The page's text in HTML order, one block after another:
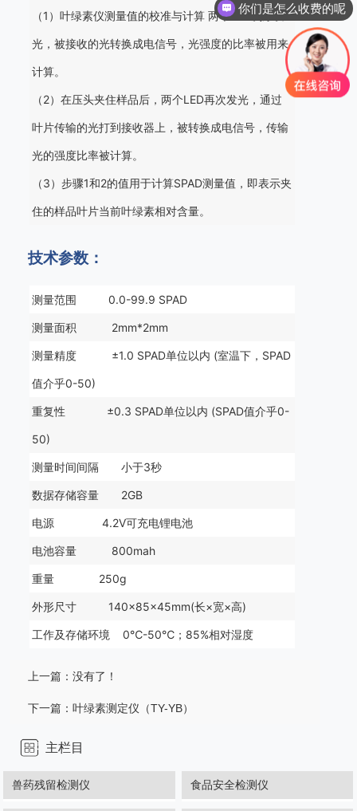
（1）叶绿素仪测量值的校准与计算 两个LED次序发
光，被接收的光转换成电信号，光强度的比率被用来
计算。
（2）在压头夹住样品后，两个LED再次发光，通过
叶片传输的光打到接收器上，被转换成电信号，传输
光的强度比率被计算。
（3）步骤1和2的值用于计算SPAD测量值，即表示夹
住的样品叶片当前叶绿素相对含量。
技术参数：
测量范围 0.0-99.9 SPAD
测量面积 2mm*2mm
测量精度 ±1.0 SPAD单位以内 (室温下，SPAD
值介乎0-50)
重复性 ±0.3 SPAD单位以内 (SPAD值介乎0-
50)
测量时间间隔 小于3秒
数据存储容量 2GB
电源 4.2V可充电锂电池
电池容量 800mah
重量 250g
外形尺寸 140×85×45mm(长×宽×高)
工作及存储环境 0℃-50℃；85%相对湿度
上一篇：没有了！
下一篇： 叶绿素测定仪（TY-YB）
主栏目
兽药残留检测仪 食品安全检测仪
你们是怎么收费的呢